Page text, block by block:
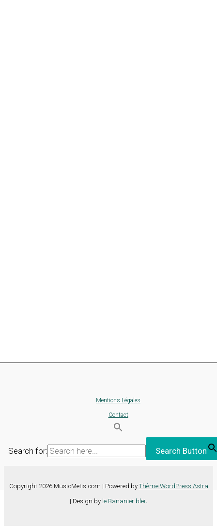
Mentions Légales
Contact
Search for: Search Button
Copyright 2026 MusicMetis.com | Powered by Thème WordPress Astra
| Design by le Bananier bleu